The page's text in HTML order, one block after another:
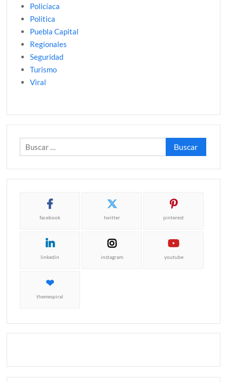
Policíaca
Politica
Puebla Capital
Regionales
Seguridad
Turismo
Viral
Buscar:
facebook twitter pinterest
linkedin instagram youtube
themespiral